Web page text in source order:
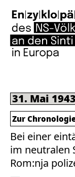
31. Mai 1943
Bei einer
im neutralen
Rom:nja
Zur